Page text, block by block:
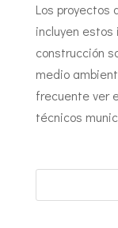
Los proyectos
incluyen
construcción
medio
frecuente ver
técnicos